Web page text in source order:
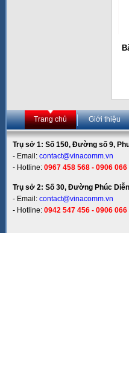
Trang chủ Giới thiệu
Trụ sở 1: Số 150, Đường số 9,
- Email: contact@vinacomm.vn
- Hotline: 0967 458 568 - 0906
Trụ sở 2: Số 30, Đường Phúc
- Email: contact@vinacomm.vn
- Hotline: 0942 547 456 - 0906